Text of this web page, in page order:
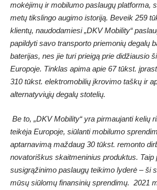
mokėjimų ir mobilumo paslaugų platforma,
metų tikslingo augimo istoriją. Beveik 259
klientų, naudodamiesi „DKV Mobility“
papildyti savo transporto priemonių degalų
baterijas, nes jie turi prieigą prie didžiausio
Europoje. Tinklas apima apie 67 tūkst.
310 tūkst. elektromobilių įkrovimo taškų ir
alternatyviųjų degalų stotelių.
Be to, „DKV Mobility“ yra pirmaujanti kelių
teikėja Europoje, siūlanti mobilumo
aptarnavimą maždaug 30 tūkst. remonto
novatoriškus skaitmeninius produktus. Taip
susigrąžinimo paslaugų teikimo lyderė – ši
mūsų siūlomų finansinių sprendimų. 2021